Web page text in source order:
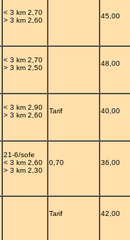
< 3 km 2,70
> 3 km 2,60
45,00
< 3 km 2,70
> 3 km 2,50
48,00
< 3 km 2,90
> 3 km 2,60
Tarif 40,00
21-6/sofe
< 3 km 2,60
> 3 km 2,30
0,70 36,00
Tarif 42,00